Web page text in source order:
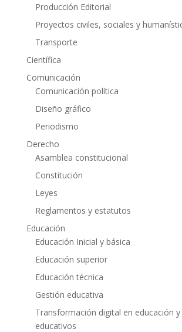
Producción Editorial
Proyectos civiles, sociales y
Transporte
Científica
Comunicación
Comunicación política
Diseño gráfico
Periodismo
Derecho
Asamblea constitucional
Constitución
Leyes
Reglamentos y estatutos
Educación
Educación Inicial y básica
Educación superior
Educación técnica
Gestión educativa
Transformación digital en educación
educativos